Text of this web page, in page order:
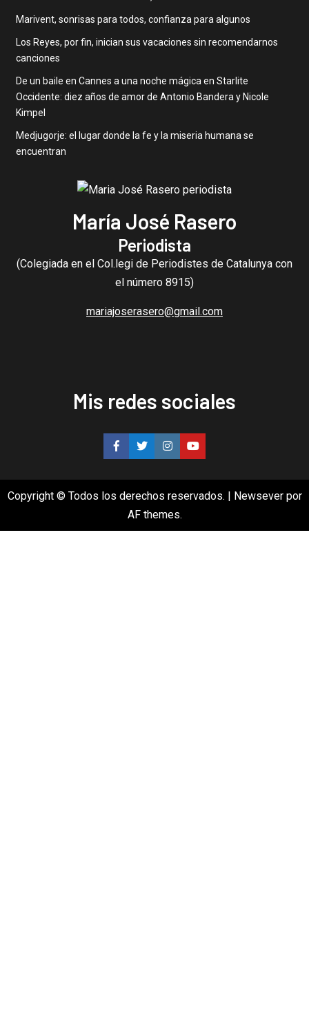
Marivent, sonrisas para todos, confianza para algunos
Los Reyes, por fin, inician sus vacaciones sin recomendarnos
canciones
De un baile en Cannes a una noche mágica en Starlite
Occidente: diez años de amor de Antonio Bandera y Nicole
Kimpel
Medjugorje: el lugar donde la fe y la miseria humana se
encuentran
María José Rasero
Periodista
(Colegiada en el Col.legi de Periodistes de Catalunya con
el número 8915)
mariajoserasero@gmail.com
Mis redes sociales
Copyright © Todos los derechos reservados. | Newseverpor
AF themes.